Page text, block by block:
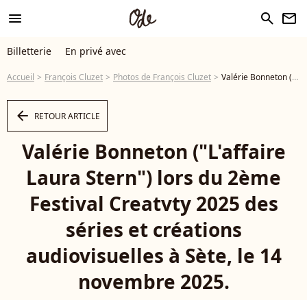
menu search newsletter
Billetterie En privé avec
Accueil François Cluzet Photos de François Cluzet Valérie Bonneton ("L'affaire Laura Stern") lors du 2ème Festival Creatvty 2025 des séries et créations audiovisuelles à Sète, le 14 novembre 2025. © Denis Guignebourg / Bestimage - Photo
arrow_left RETOUR ARTICLE
Valérie Bonneton ("L'affaire
Laura Stern") lors du 2ème
Festival Creatvty 2025 des
séries et créations
audiovisuelles à Sète, le 14
novembre 2025.